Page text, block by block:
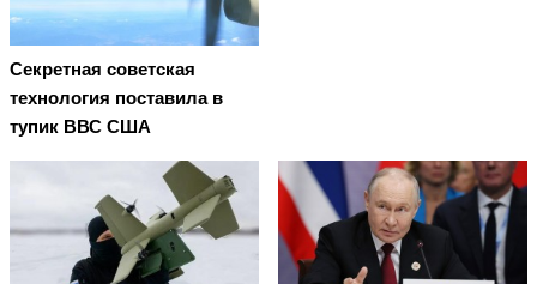
Секретная советская
технология поставила в
тупик ВВС США